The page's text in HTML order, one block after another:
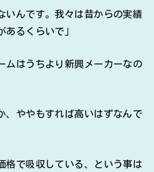
いんです。我々は昔からの実績
あるくらいで」
ムはうちより新興メーカーなの
、ややもすれば高いはずなんで
格で吸収している、という事は